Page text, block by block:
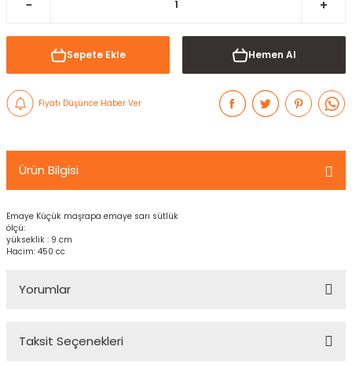
Sepete Ekle Hemen Al
Fiyatı Düşünce Haber Ver
Ürün Bilgisi
Emaye Küçük maşrapa emaye sarı sütlük
ölçü:
yükseklik : 9 cm
Hacim: 450 cc
Yorumlar
Taksit Seçenekleri